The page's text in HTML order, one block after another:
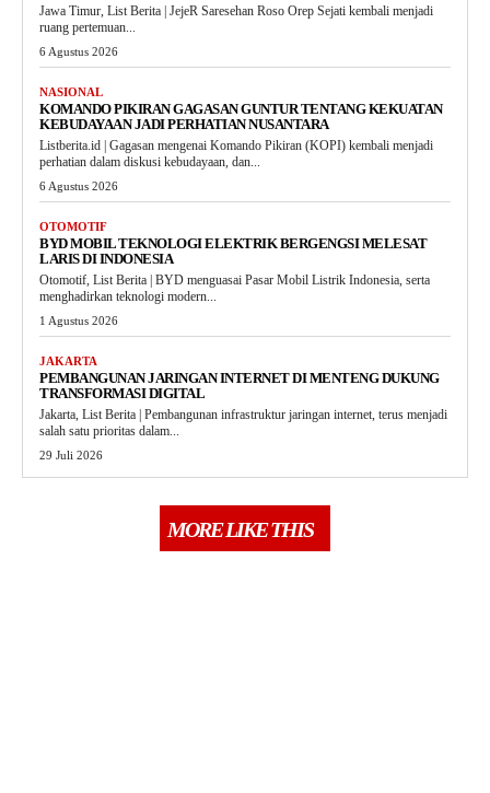
Jawa Timur, List Berita | JejeR Saresehan Roso Orep Sejati kembali menjadi
ruang pertemuan...
6 Agustus 2026
NASIONAL
KOMANDO PIKIRAN GAGASAN GUNTUR TENTANG KEKUATAN
KEBUDAYAAN JADI PERHATIAN NUSANTARA
Listberita.id | Gagasan mengenai Komando Pikiran (KOPI) kembali menjadi
perhatian dalam diskusi kebudayaan, dan...
6 Agustus 2026
OTOMOTIF
BYD MOBIL TEKNOLOGI ELEKTRIK BERGENGSI MELESAT
LARIS DI INDONESIA
Otomotif, List Berita | BYD menguasai Pasar Mobil Listrik Indonesia, serta
menghadirkan teknologi modern...
1 Agustus 2026
JAKARTA
PEMBANGUNAN JARINGAN INTERNET DI MENTENG DUKUNG
TRANSFORMASI DIGITAL
Jakarta, List Berita | Pembangunan infrastruktur jaringan internet, terus menjadi
salah satu prioritas dalam...
29 Juli 2026
MORE LIKE THIS